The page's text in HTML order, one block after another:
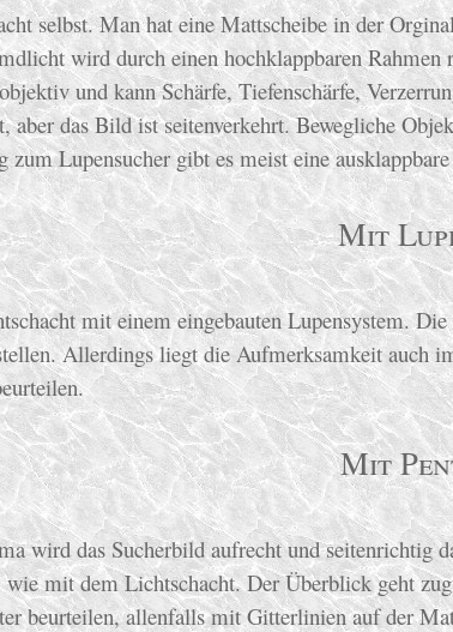
selbst. Man hat eine Mattscheibe in der
wird durch einen hochklappbaren
und kann Schärfe, Tiefenschärfe,
aber das Bild ist seitenverkehrt. Bewegliche
zum Lupensucher gibt es meist eine
Mit
mit einem eingebauten Lupensystem.
Allerdings liegt die Aufmerksamkeit auch
Mit
wird das Sucherbild aufrecht und seitenrichtig
mit dem Lichtschacht. Der Überblick geht
beurteilen, allenfalls mit Gitterlinien auf der